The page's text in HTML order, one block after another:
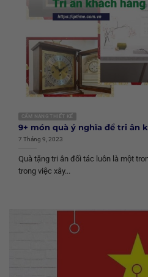
CẨM NANG THIẾT KẾ
9+ món quà ý nghĩa để tri ân
7 Tháng 9, 2023
Quà tặng tri ân đối tác luôn là một
trong việc xây...